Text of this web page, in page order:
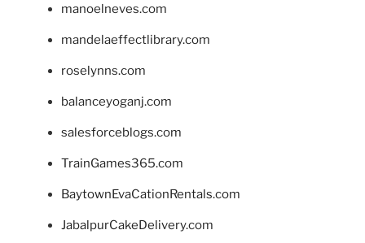
manoelneves.com
mandelaeffectlibrary.com
roselynns.com
balanceyoganj.com
salesforceblogs.com
TrainGames365.com
BaytownEvaCationRentals.com
JabalpurCakeDelivery.com